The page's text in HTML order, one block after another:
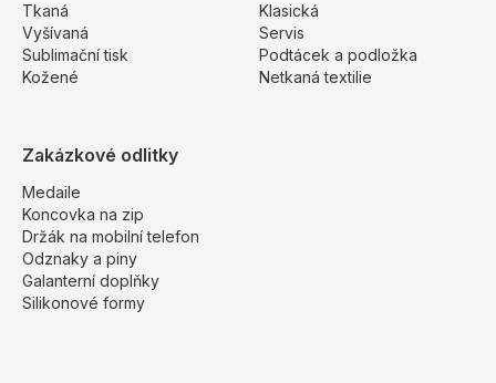
Tkaná
Vyšívaná
Sublimační tisk
Kožené
Klasická
Servis
Podtácek a podložka
Netkaná textilie
Zakázkové odlitky
Medaile
Koncovka na zip
Držák na mobilní telefon
Odznaky a piny
Galanterní doplňky
Silikonové formy